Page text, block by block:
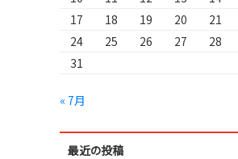
17
18 19 20 21
24
25 26 27 28
31
« 7月
最近の投稿